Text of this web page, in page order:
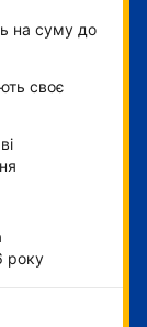
на суму до
своє
року